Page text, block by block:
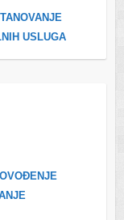
USLUGA